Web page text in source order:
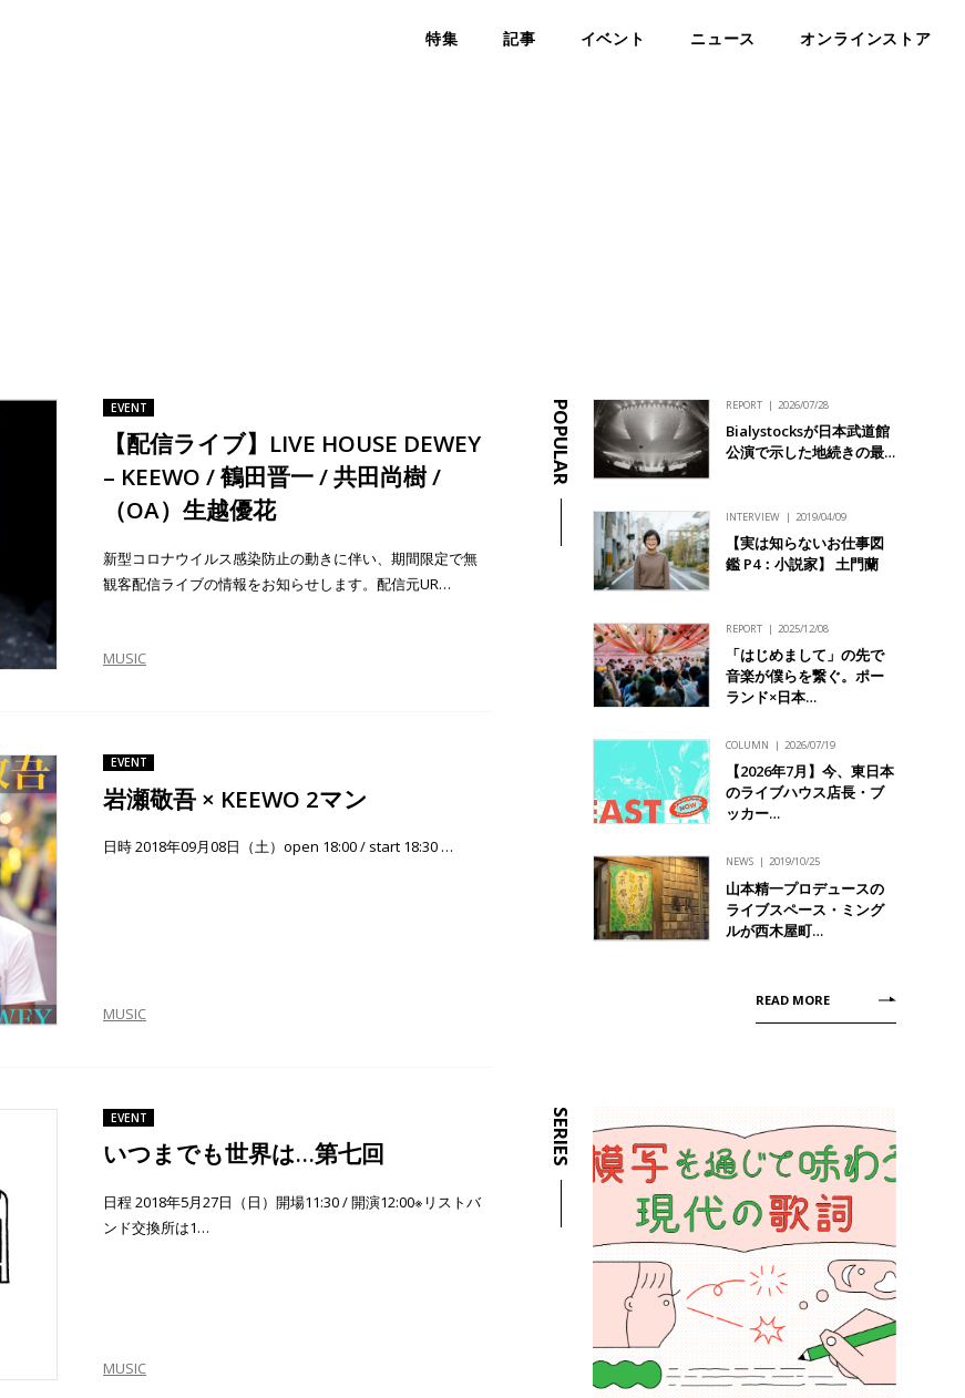
特集 記事 イベント ニュース オンラインストア
EVENT
【配信ライブ】LIVE HOUSE DEWEY
– KEEWO / 鶴田晋一 / 共田尚樹 /
（OA）生越優花
新型コロナウイルス感染防止の動きに伴い、期間限定で無
観客配信ライブの情報をお知らせします。配信元UR…
MUSIC
EVENT
岩瀬敬吾 × KEEWO 2マン
日時 2018年09月08日（土）open 18:00 / start 18:30 …
MUSIC
EVENT
いつまでも世界は…第七回
日程 2018年5月27日（日）開場11:30 / 開演12:00※リストバ
ンド交換所は1…
MUSIC
POPULAR REPORT 2026/07/28
Bialystocksが日本武道館
公演で示した地続きの最…
INTERVIEW 2019/04/09
【実は知らないお仕事図
鑑 P4：小説家】 土門蘭
REPORT 2025/12/08
「はじめまして」の先で
音楽が僕らを繋ぐ。ポー
ランド×日本…
COLUMN 2026/07/19
【2026年7月】今、東日本
のライブハウス店長・ブ
ッカー…
NEWS 2019/10/25
山本精一プロデュースの
ライブスペース・ミング
ルが西木屋町…
READ MORE
SERIES